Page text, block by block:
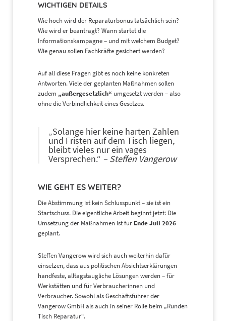
WICHTIGEN DETAILS
Wie hoch wird der Reparaturbonus tatsächlich sein?
Wie wird er beantragt? Wann startet die
Informationskampagne – und mit welchem Budget?
Wie genau sollen Fachkräfte gesichert werden?
Auf all diese Fragen gibt es noch keine konkreten
Antworten. Viele der geplanten Maßnahmen sollen
zudem „außergesetzlich“ umgesetzt werden – also
ohne die Verbindlichkeit eines Gesetzes.
„Solange hier keine harten Zahlen
und Fristen auf dem Tisch liegen,
bleibt vieles nur ein vages
Versprechen.“ – Steffen Vangerow
WIE GEHT ES WEITER?
Die Abstimmung ist kein Schlusspunkt – sie ist ein
Startschuss. Die eigentliche Arbeit beginnt jetzt: Die
Umsetzung der Maßnahmen ist für Ende Juli 2026
geplant.
Steffen Vangerow wird sich auch weiterhin dafür
einsetzen, dass aus politischen Absichtserklärungen
handfeste, alltagstaugliche Lösungen werden – für
Werkstätten und für Verbraucherinnen und
Verbraucher. Sowohl als Geschäftsführer der
Vangerow GmbH als auch in seiner Rolle beim „Runden
Tisch Reparatur“.